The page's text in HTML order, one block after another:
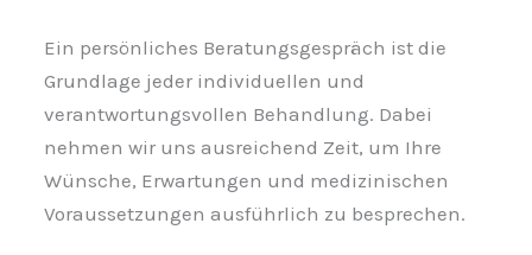
Ein persönliches Beratungsgespräch ist die
Grundlage jeder individuellen und
verantwortungsvollen Behandlung. Dabei
nehmen wir uns ausreichend Zeit, um Ihre
Wünsche, Erwartungen und medizinischen
Voraussetzungen ausführlich zu besprechen.